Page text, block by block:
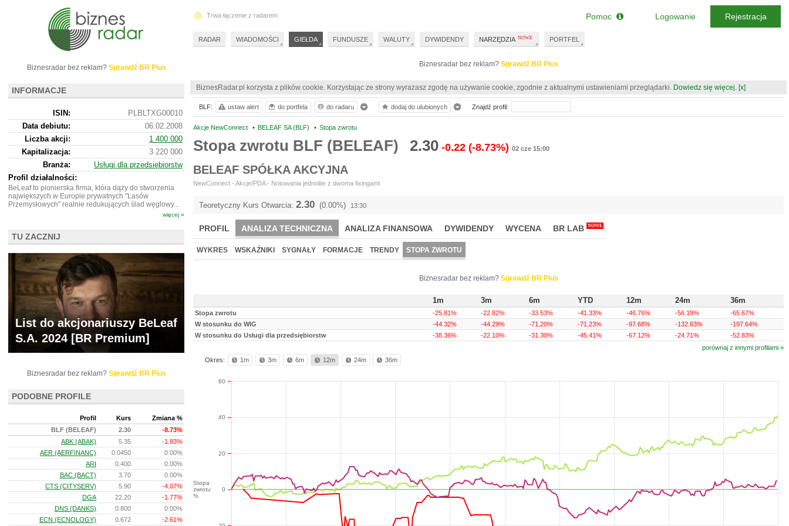
Biznesradar bez reklam? Sprawdź BR Plus
BiznesRadar.pl korzysta z plików cookie. Korzystając ze strony wyrażasz zgodę na używanie cookie, zgodnie z aktualnymi ustawieniami przeglądarki. Dowiedz się więcej. [x]
Akcje NewConnect • BELEAF SA (BLF) • Stopa zwrotu
Stopa zwrotu BLF (BELEAF) 2.30 -0.22 (-8.73%) 02 cze 15:00
BELEAF SPÓŁKA AKCYJNA
NewConnect - Akcje/PDA - Notowania jednolite z dwoma fixingami
Teoretyczny Kurs Otwarcia: 2.30 (0.00%) 13:30
PROFIL ANALIZA TECHNICZNA ANALIZA FINANSOWA DYWIDENDY WYCENA BR LAB NOWE
WYKRES WSKAŹNIKI SYGNAŁY FORMACJE TRENDY STOPA ZWROTU
Biznesradar bez reklam? Sprawdź BR Plus
1m 3m 6m YTD 12m 24m 36m
Stopa zwrotu -25.81% -22.82% -33.53% -41.33% -46.76% -56.19%
-65.67%
W stosunku do WIG
-44.32% -44.29% -71.20% -71.23% -97.68% -132.63%
-197.64%
W stosunku do Usługi dla przedsiębiorstw
-38.36% -22.10% -31.30% -45.41% -67.12% -24.71%
-52.83%
porównaj z innymi profilami »
Okres:
1m 3m 6m 12m 24m 36m
Stopa
zwrotu
%
0
20
40
60
BLF: ustaw alert do portfela do radaru dodaj do ulubionych Znajdź profil:
Biznesradar bez reklam? Sprawdź BR Plus
INFORMACJE
ISIN:
PLBLTXG00010
Data debiutu:
06.02.2008
Liczba akcji:
1 400 000
Kapitalizacja:
3 220 000
Branża:
Usługi dla przedsiębiorstw
Profil działalności:
BeLeaf to pionierska firma, która dąży do stworzenia
największych w Europie prywatnych "Lasów
Przemysłowych" realnie redukujących ślad węglowy...
więcej »
TU ZACZNIJ
List do akcjonariuszy BeLeaf
S.A. 2024 [BR Premium]
Biznesradar bez reklam? Sprawdź BR Plus
PODOBNE PROFILE
Profil Kurs
Zmiana %
BLF (BELEAF)
2.30
-8.73%
ABK (ABAK)
5.35
-1.83%
AER (AERFINANC)
0.0450
0.00%
ARI
0.400
0.00%
BAC (BACT)
3.70
0.00%
CTS (CITYSERV)
5.90
-4.07%
DGA
22.20
-1.77%
DNS (DANKS)
0.800
0.00%
ECN (ECNOLOGY)
0.672 -2.61%
Trwa łączenie z radarem
RADAR WIADOMOŚCI GIEŁDA FUNDUSZE WALUTY DYWIDENDY NARZĘDZIA PORTFEL
Pomoc Logowanie Rejestracja